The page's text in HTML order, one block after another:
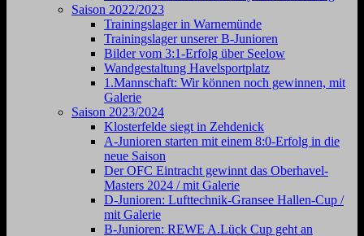
Saison 2022/2023
Trainingslager in Warnemünde
Trainingslager unserer B-Junioren
Bilder vom 3:1-Erfolg über Seelow
Wandgestaltung Havelsportplatz
1.Mannschaft: Wir können noch gewinnen, mit
Galerie
Saison 2023/2024
Klosterfelde siegt in Zehdenick
A-Junioren starten mit einem 8:0-Erfolg in die
neue Saison
Der OFC Eintracht gewinnt das Oberhavel-
Masters 2024 / mit Galerie
D-Junioren: Lufttechnik-Gransee Hallen-Cup /
mit Galerie
B-Junioren: REWE A.Lück Cup geht an